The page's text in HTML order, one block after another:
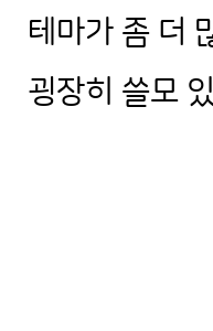
테마가 좀 더
굉장히 쓸모